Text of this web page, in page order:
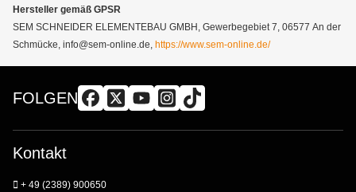
Hersteller gemäß GPSR
SEM SCHNEIDER ELEMENTEBAU GMBH, Gewerbegebiet 7, 06577 An der
Schmücke, info@sem-online.de, https://www.sem-online.de/
FOLGEN
Kontakt
+ 49 (2389) 900650